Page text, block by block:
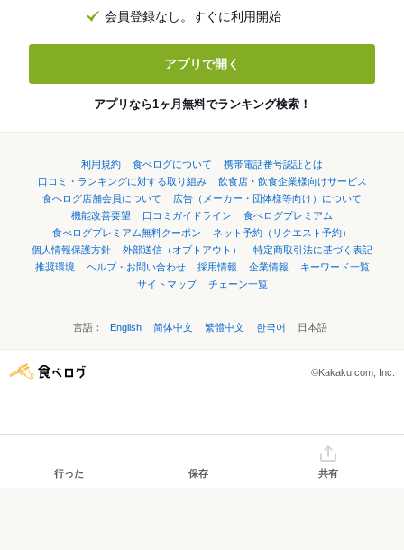
会員登録なし。すぐに利用開始
アプリで開く
アプリなら1ヶ月無料でランキング検索！
利用規約 食べログについて
携帯電話番号認証とは
口コミ・ランキングに対する取り組み
飲食店・飲食企業様向けサービス
食べログ店舗会員について
広告（メーカー・団体様等向け）について
機能改善要望
口コミガイドライン
食べログプレミアム
食べログプレミアム無料クーポン
ネット予約（リクエスト予約）
個人情報保護方針
外部送信（オプトアウト）
特定商取引法に基づく表記
推奨環境
ヘルプ・お問い合わせ 採用情報 企業情報
キーワード一覧
サイトマップ
チェーン一覧
言語： English 简体中文 繁體中文 한국어 日本語
©Kakaku.com, Inc.
行った 保存 共有